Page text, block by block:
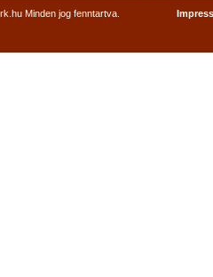
Minden jog fenntartva.